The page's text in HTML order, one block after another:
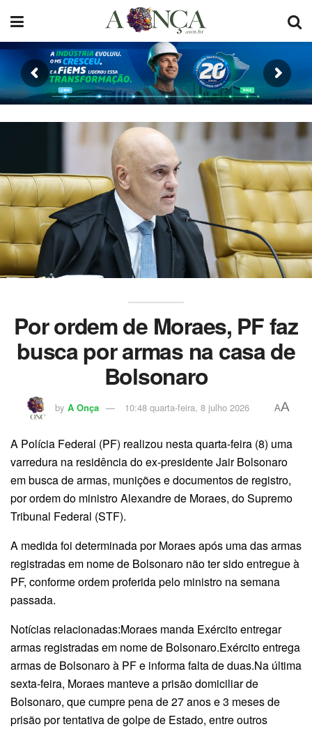
Por ordem de Moraes, PF faz
busca por armas na casa de
Bolsonaro
by A Onça 10:48 quarta-feira, 8 julho 2026 AA
A Polícia Federal (PF) realizou nesta quarta-feira (8) uma
varredura na residência do ex-presidente Jair Bolsonaro
em busca de armas, munições e documentos de registro,
por ordem do ministro Alexandre de Moraes, do Supremo
Tribunal Federal (STF).
A medida foi determinada por Moraes após uma das armas
registradas em nome de Bolsonaro não ter sido entregue à
PF, conforme ordem proferida pelo ministro na semana
passada.
Notícias relacionadas:Moraes manda Exército entregar
armas registradas em nome de Bolsonaro.Exército entrega
armas de Bolsonaro à PF e informa falta de duas.Na última
sexta-feira, Moraes manteve a prisão domiciliar de
Bolsonaro, que cumpre pena de 27 anos e 3 meses de
prisão por tentativa de golpe de Estado, entre outros